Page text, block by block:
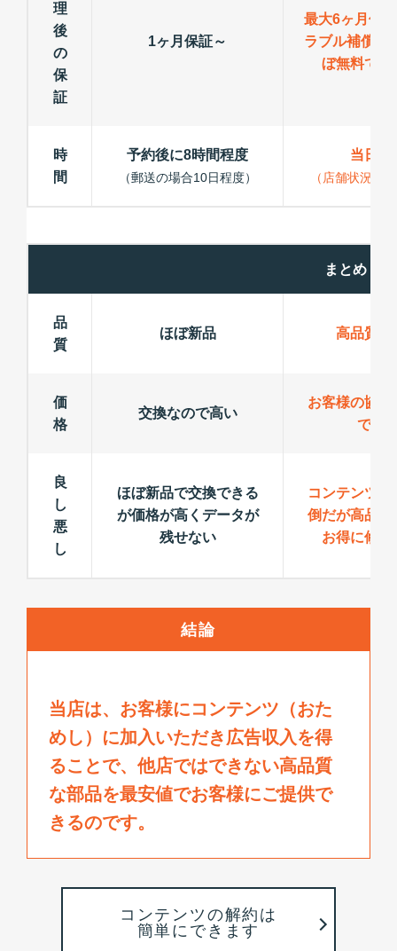
理
後
の
保
証
1ヶ月保証～
最大6ヶ月保
ラブル補償で
ぼ無料で修
時
間
予約後に8時間程度
（郵送の場合10日程度）
当日修
（店舗状況に
まとめ
品
質
ほぼ新品 高品質パ
価
格
交換なので高い
お客様の協力
でお
良
し
悪
し
ほぼ新品で交換できる
が価格が高くデータが
残せない
コンテンツ手
倒だが高品質
お得に修理
結論
当店は、お客様にコンテンツ（おた
めし）に加入いただき広告収入を得
ることで、 他店ではできない高品質
な部品を最安値でお客様にご提供で
きるのです。
コンテンツの解約は
簡単にできます